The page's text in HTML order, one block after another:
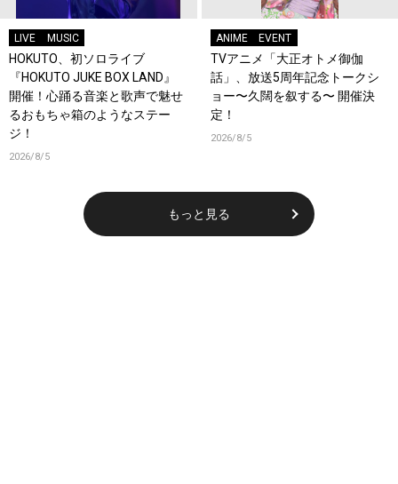
LIVE MUSIC
HOKUTO、初ソロライブ
『HOKUTO JUKE BOX LAND』
開催！心踊る音楽と歌声で魅せ
るおもちゃ箱のようなステー
ジ！
2026/8/5
ANIME EVENT
TVアニメ「大正オトメ御伽
話」、放送5周年記念トークシ
ョー〜久闊を叙する〜 開催決
定！
2026/8/5
もっと見る